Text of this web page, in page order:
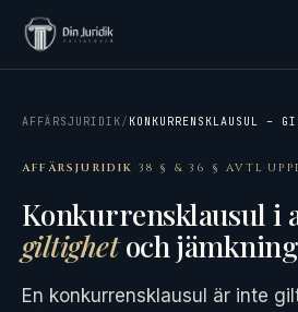
AFFÄRSJURIDIK/ KONKURRENSKLAUSUL –
AFFÄRSJURIDIK · 38 § & 36 § AVTL·
Konkurrensklausul i
giltighetoch jämkning
En konkurrensklausul är inte